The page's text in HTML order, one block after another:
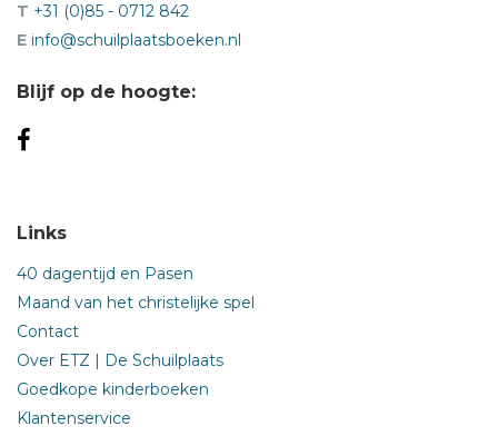
T +31 (0)85 - 0712 842
E info@schuilplaatsboeken.nl
Blijf op de hoogte:
Links
40 dagentijd en Pasen
Maand van het christelijke spel
Contact
Over ETZ | De Schuilplaats
Goedkope kinderboeken
Klantenservice